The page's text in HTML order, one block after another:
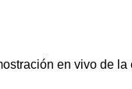
en vivo de